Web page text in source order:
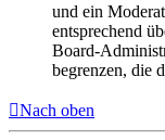
und ein
entsprechend
Board-
begrenzen, die
Nach oben